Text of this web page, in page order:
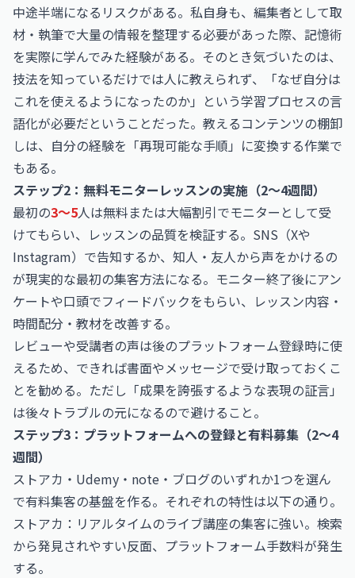
中途半端になるリスクがある。私自身も、編集者として取
材・執筆で大量の情報を整理する必要があった際、記憶術
を実際に学んでみた経験がある。そのとき気づいたのは、
技法を知っているだけでは人に教えられず、「なぜ自分は
これを使えるようになったのか」という学習プロセスの言
語化が必要だということだった。教えるコンテンツの棚卸
しは、自分の経験を「再現可能な手順」に変換する作業で
もある。
ステップ2：無料モニターレッスンの実施（2〜4週間）
最初の3〜5人は無料または大幅割引でモニターとして受
けてもらい、レッスンの品質を検証する。SNS（Xや
Instagram）で告知するか、知人・友人から声をかけるの
が現実的な最初の集客方法になる。モニター終了後にアン
ケートや口頭でフィードバックをもらい、レッスン内容・
時間配分・教材を改善する。
レビューや受講者の声は後のプラットフォーム登録時に使
えるため、できれば書面やメッセージで受け取っておくこ
とを勧める。ただし「成果を誇張するような表現の証言」
は後々トラブルの元になるので避けること。
ステップ3：プラットフォームへの登録と有料募集（2〜4
週間）
ストアカ・Udemy・note・ブログのいずれか1つを選ん
で有料集客の基盤を作る。それぞれの特性は以下の通り。
ストアカ：リアルタイムのライブ講座の集客に強い。検索
から発見されやすい反面、プラットフォーム手数料が発生
する。